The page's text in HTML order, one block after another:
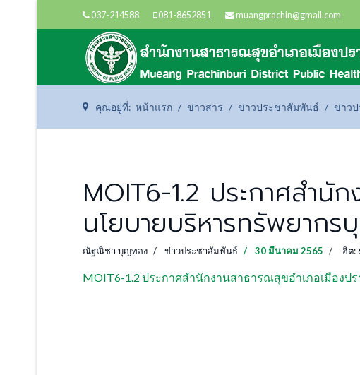
037-214588 081-8652851 muangprachin@gmail.com
คุณอยู่ที่: หน้าแรก ข่าวสาร ข่าวประชาสัมพันธ์ ข่าว
MOIT6-1.2 ประกาศสำนั
นโยบายบริหารทรัพยากร
ณัฐณิชา บุญทอง ข่าวประชาสัมพันธ์ 30 มีนาคม 2565 ฮิต:
MOIT6-1.2 ประกาศสำนักงานสาธารณสุขอำเภอเมืองป